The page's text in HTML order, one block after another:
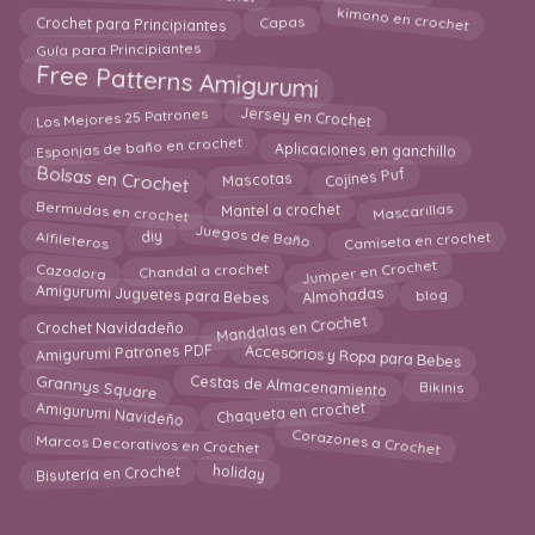
Crochet para Principiantes Capas kimono en crochet
Guía para Principiantes
Free Patterns Amigurumi
Los Mejores 25 Patrones Jersey en Crochet
Esponjas de baño en crochet Aplicaciones en ganchillo
Bolsas en Crochet Mascotas Cojines Puf
Bermudas en crochet Mantel a crochet Mascarillas
Alfileteros diy Juegos de Baño Camiseta en crochet
Cazadora Chandal a crochet Jumper en Crochet
Amigurumi Juguetes para Bebes Almohadas blog
Crochet Navidadeño Mandalas en Crochet
Amigurumi Patrones PDF Accesorios y Ropa para Bebes
Grannys Square Cestas de Almacenamiento Bikinis
Amigurumi Navideño Chaqueta en crochet
Marcos Decorativos en Crochet Corazones a Crochet
Bisutería en Crochet holiday